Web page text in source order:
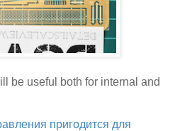
be useful both for internal and
пригодится для